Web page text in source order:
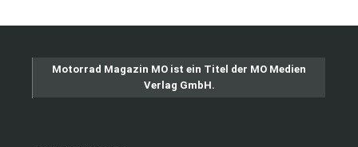
Motorrad Magazin MO ist ein Titel der MO Medien
Verlag GmbH.